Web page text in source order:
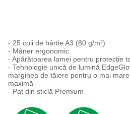
- 25 coli de hârtie A3 (80 g/m²)
- Mâner ergonomic
- Apărătoarea lamei pentru protecție
- Tehnologie unică de lumină
marginea de tăiere pentru o mai
maximă
- Pat din sticlă Premium